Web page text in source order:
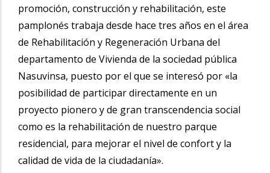
promoción, construcción y rehabilitación, este
pamplonés trabaja desde hace tres años en el área
de Rehabilitación y Regeneración Urbana del
departamento de Vivienda de la sociedad pública
Nasuvinsa, puesto por el que se interesó por «la
posibilidad de participar directamente en un
proyecto pionero y de gran transcendencia social
como es la rehabilitación de nuestro parque
residencial, para mejorar el nivel de confort y la
calidad de vida de la ciudadanía».